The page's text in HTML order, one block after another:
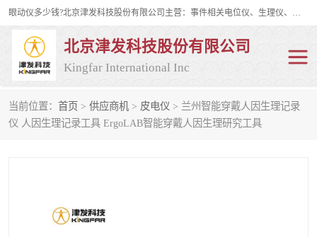
眼动仪多少钱?北京津发科技股份有限公司主营：事件相关电位仪、生理仪、肌电仪、脑电仪、皮电仪、眼动仪；是国家级高新技术企业、科技部认定的科技型中小企业和中关村高新技术企业，具备保密资格，具备自主进出口经营权；自主研发技术、产品与服务荣获多项省部级科学技术奖励、国家发明专利、国家软件著作权和省部级新技术新产品（服务）认证。
北京津发科技股份有限公司
Kingfar International Inc
当前位置： 首页 > 供应商机 > 皮电仪 > 兰州智能穿戴人因生理记录
仪 人因生理记录工具 ErgoLAB智能穿戴人因生理研究工具
皮电仪 脑电仪
行为观察与表情分析